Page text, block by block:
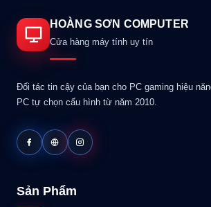
HOÀNG SƠN COMPUTER
Cửa hàng máy tính uy tín
Đối tác tin cậy của bạn cho PC gaming hiệu
PC tự chọn cấu hình từ năm 2010.
Sản Phẩm